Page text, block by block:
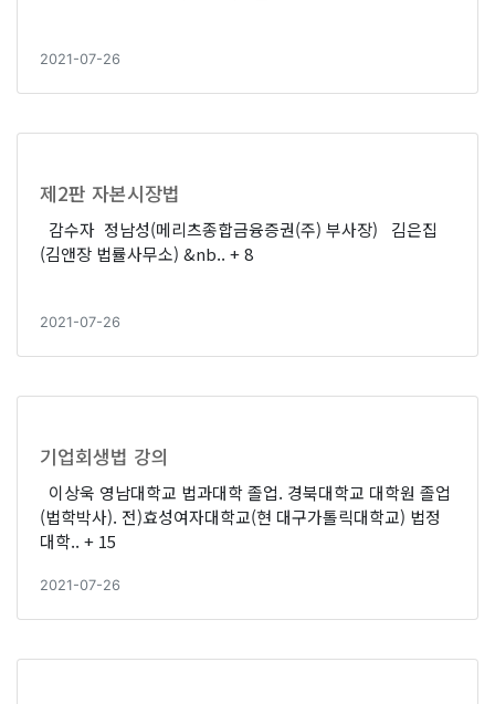
2021-07-26
제2판 자본시장법
감수자 정남성(메리츠종합금융증권(주) 부사장) 김은집
(김앤장 법률사무소) &nb.. + 8
2021-07-26
기업회생법 강의
이상욱 영남대학교 법과대학 졸업. 경북대학교 대학원 졸업
(법학박사). 전)효성여자대학교(현 대구가톨릭대학교) 법정
대학.. + 15
2021-07-26